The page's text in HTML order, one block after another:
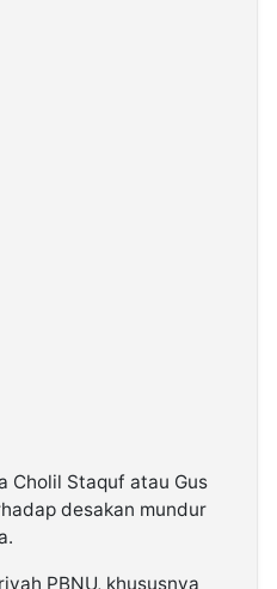
Cholil Staquf atau Gus
desakan mundur
PBNU, khususnya